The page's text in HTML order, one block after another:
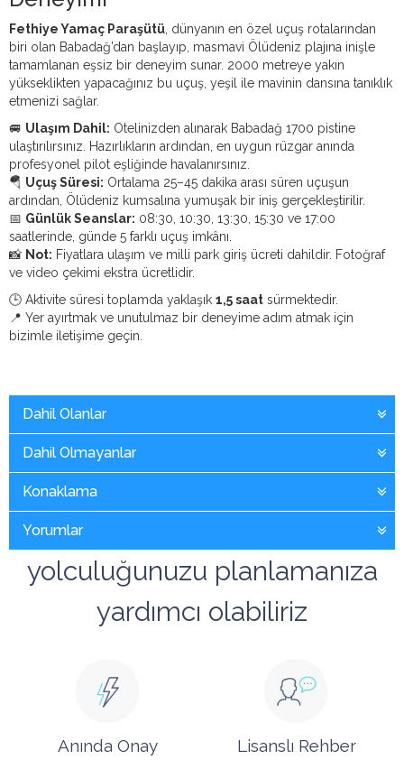
Fethiye Yamaç Paraşütü , dünyanın en özel uçuş rotalarından
biri olan Babadağ’dan başlayıp, masmavi Ölüdeniz plajına inişle
tamamlanan eşsiz bir deneyim sunar. 2000 metreye yakın
yükseklikten yapacağınız bu uçuş, yeşil ile mavinin dansına tanıklık
etmenizi sağlar.
🚐 Ulaşım Dahil: Otelinizden alınarak Babadağ 1700 pistine
ulaştırılırsınız. Hazırlıkların ardından, en uygun rüzgar anında
profesyonel pilot eşliğinde havalanırsınız.
🪂 Uçuş Süresi: Ortalama 25–45 dakika arası süren uçuşun
ardından, Ölüdeniz kumsalına yumuşak bir iniş gerçekleştirilir.
📅 Günlük Seanslar: 08:30, 10:30, 13:30, 15:30 ve 17:00
saatlerinde, günde 5 farklı uçuş imkânı.
📸 Not: Fiyatlara ulaşım ve milli park giriş ücreti dahildir. Fotoğraf
ve video çekimi ekstra ücretlidir.
🕒 Aktivite süresi toplamda yaklaşık 1,5 saat sürmektedir.
📍 Yer ayırtmak ve unutulmaz bir deneyime adım atmak için
bizimle iletişime geçin.
Dahil Olanlar
Dahil Olmayanlar
Konaklama
Yorumlar
yolculuğunuzu planlamanıza
yardımcı olabiliriz
Anında Onay Lisanslı Rehber